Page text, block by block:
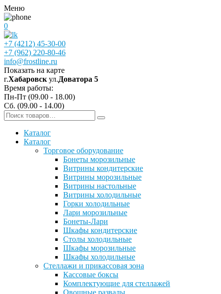
Меню
0
+7 (4212) 45-30-00
+7 (962) 220-80-46
info@frostline.ru
Показать на карте
г.Хабаровск ул.Доватора 5
Время работы:
Пн-Пт (09.00 - 18.00)
Сб. (09.00 - 14.00)
Каталог
Каталог
Торговое оборудование
Бонеты морозильные
Витрины кондитерские
Витрины морозильные
Витрины настольные
Витрины холодильные
Горки холодильные
Лари морозильные
Бонеты-Лари
Шкафы кондитерские
Столы холодильные
Шкафы морозильные
Шкафы холодильные
Стеллажи и прикассовая зона
Кассовые боксы
Комплектующие для стеллажей
Овощные развалы